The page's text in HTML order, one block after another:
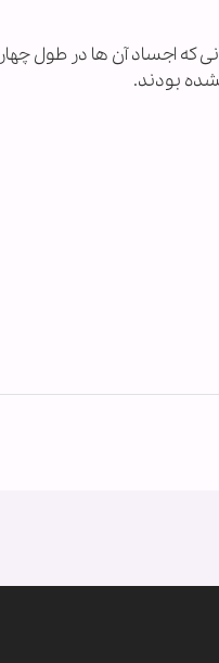
که اجساد آن ها در
بودند.